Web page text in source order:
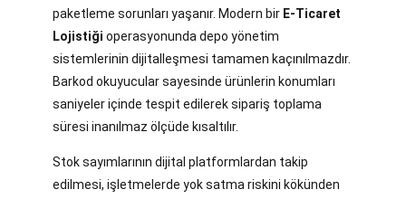
paketleme sorunları yaşanır. Modern bir E-Ticaret
Lojistiği operasyonunda depo yönetim
sistemlerinin dijitalleşmesi tamamen kaçınılmazdır.
Barkod okuyucular sayesinde ürünlerin konumları
saniyeler içinde tespit edilerek sipariş toplama
süresi inanılmaz ölçüde kısaltılır.
Stok sayımlarının dijital platformlardan takip
edilmesi, işletmelerde yok satma riskini kökünden